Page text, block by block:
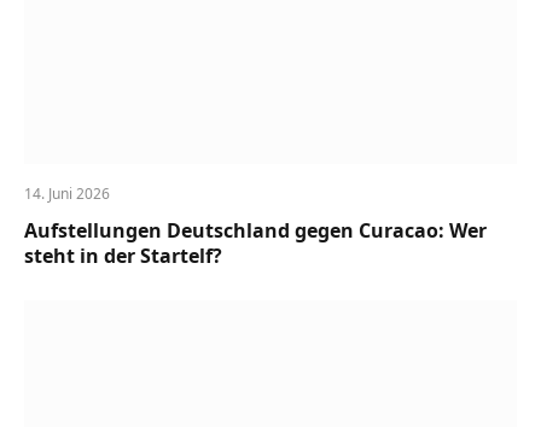
14. Juni 2026
Aufstellungen Deutschland gegen Curacao: Wer
steht in der Startelf?